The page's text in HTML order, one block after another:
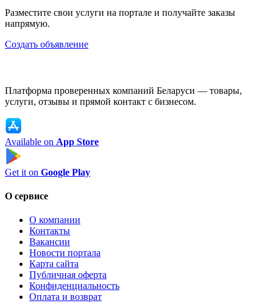
Разместите свои услуги на портале и получайте заказы
напрямую.
Создать объявление
Платформа проверенных компаний Беларуси — товары,
услуги, отзывы и прямой контакт с бизнесом.
Available on App Store
Get it on Google Play
О сервисе
О компании
Контакты
Вакансии
Новости портала
Карта сайта
Публичная оферта
Конфиденциальность
Оплата и возврат